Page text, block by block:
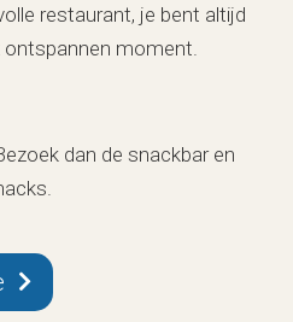
restaurant, je bent altijd
ontspannen moment.
dan de snackbar en